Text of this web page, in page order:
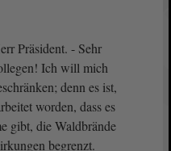
Präsident. - Sehr
Ich will mich
denn es ist,
worden, dass es
die Waldbrände
begrenzt.